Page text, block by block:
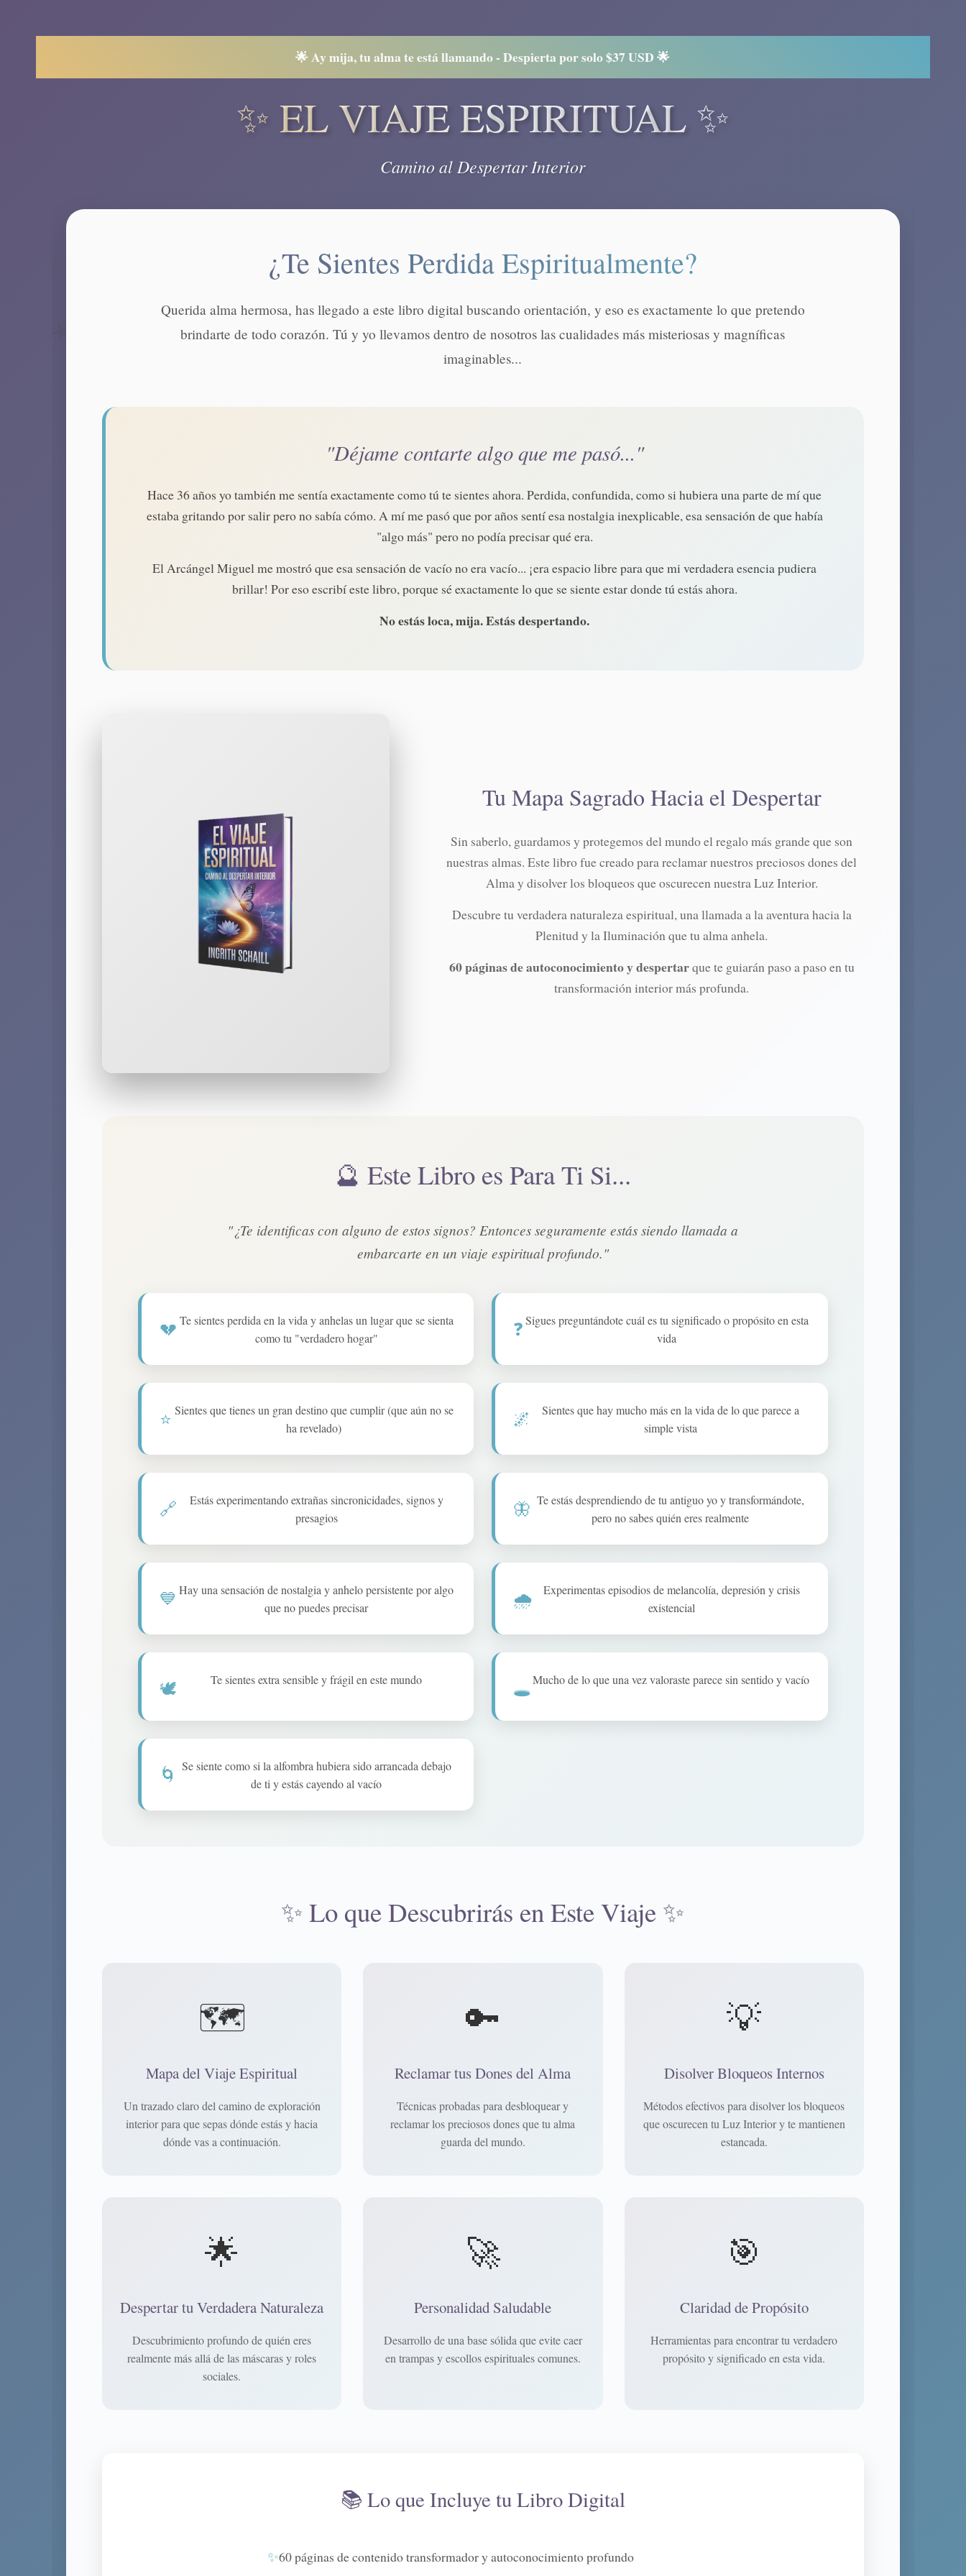
💫
🌟 Ay mija, tu alma te está llamando - Despierta por solo $37 USD 🌟
✨ EL VIAJE ESPIRITUAL ✨
Camino al Despertar Interior
¿Te Sientes Perdida Espiritualmente?
Querida alma hermosa, has llegado a este libro digital buscando orientación, y eso es exactamente lo que pretendo
brindarte de todo corazón. Tú y yo llevamos dentro de nosotros las cualidades más misteriosas y magníficas
imaginables...
"Déjame contarte algo que me pasó..."
Hace 36 años yo también me sentía exactamente como tú te sientes ahora. Perdida, confundida, como si hubiera una parte de mí que
estaba gritando por salir pero no sabía cómo. A mí me pasó que por años sentí esa nostalgia inexplicable, esa sensación de que había
"algo más" pero no podía precisar qué era.
El Arcángel Miguel me mostró que esa sensación de vacío no era vacío... ¡era espacio libre para que mi verdadera esencia pudiera
brillar! Por eso escribí este libro, porque sé exactamente lo que se siente estar donde tú estás ahora.
No estás loca, mija. Estás despertando.
Tu Mapa Sagrado Hacia el Despertar
Sin saberlo, guardamos y protegemos del mundo el regalo más grande que son
nuestras almas. Este libro fue creado para reclamar nuestros preciosos dones del
Alma y disolver los bloqueos que oscurecen nuestra Luz Interior.
Descubre tu verdadera naturaleza espiritual, una llamada a la aventura hacia la
Plenitud y la Iluminación que tu alma anhela.
60 páginas de autoconocimiento y despertarque te guiarán paso a paso en tu
transformación interior más profunda.
🔮 Este Libro es Para Ti Si...
"¿Te identificas con alguno de estos signos? Entonces seguramente estás siendo llamada a
embarcarte en un viaje espiritual profundo."
💔 Te sientes perdida en la vida y anhelas un lugar que se sienta
como tu "verdadero hogar"
❓Sigues preguntándote cuál es tu significado o propósito en esta
vida
⭐ Sientes que tienes un gran destino que cumplir (que aún no se
ha revelado)
🌌
Sientes que hay mucho más en la vida de lo que parece a
simple vista
🔗
Estás experimentando extrañas sincronicidades, signos y
presagios
🦋 Te estás desprendiendo de tu antiguo yo y transformándote,
pero no sabes quién eres realmente
💙 Hay una sensación de nostalgia y anhelo persistente por algo
que no puedes precisar
🌧️
Experimentas episodios de melancolía, depresión y crisis
existencial
🕊️ Te sientes extra sensible y frágil en este mundo 🕳️Mucho de lo que una vez valoraste parece sin sentido y vacío
🌀
Se siente como si la alfombra hubiera sido arrancada debajo
de ti y estás cayendo al vacío
✨ Lo que Descubrirás en Este Viaje ✨
🗺️
Mapa del Viaje Espiritual
Un trazado claro del camino de exploración
interior para que sepas dónde estás y hacia
dónde vas a continuación.
🔑
Reclamar tus Dones del Alma
Técnicas probadas para desbloquear y
reclamar los preciosos dones que tu alma
guarda del mundo.
💡
Disolver Bloqueos Internos
Métodos efectivos para disolver los bloqueos
que oscurecen tu Luz Interior y te mantienen
estancada.
🌟
Despertar tu Verdadera Naturaleza
Descubrimiento profundo de quién eres
realmente más allá de las máscaras y roles
sociales.
🚀
Personalidad Saludable
Desarrollo de una base sólida que evite caer
en trampas y escollos espirituales comunes.
🎯
Claridad de Propósito
Herramientas para encontrar tu verdadero
propósito y significado en esta vida.
📚 Lo que Incluye tu Libro Digital
60 páginas de contenido transformador y autoconocimiento profundo